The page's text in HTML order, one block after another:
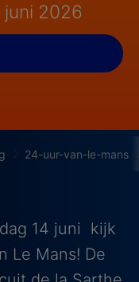
juni 2026
24-uur-van-le-mans
14 juni kijk
Le Mans! De